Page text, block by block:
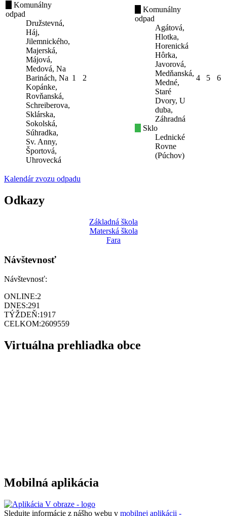
Komunálny
odpad
Družstevná,
Háj,
Jilemnického,
Majerská,
Májová,
Medová, Na
Barinách, Na
Kopánke,
Rovňanská,
Schreiberova,
Sklárska,
Sokolská,
Súhradka,
Sv. Anny,
Športová,
Uhrovecká
1 2
Komunálny
odpad
Agátová,
Hlotka,
Horenická
Hôrka,
Javorová,
Medňanská,
Medné,
Staré
Dvory, U
duba,
Záhradná
Sklo
Lednické
Rovne
(Púchov)
4 5 6
Kalendár zvozu odpadu
Odkazy
Základná škola
Materská škola
Fara
Návštevnosť
Návštevnosť:
ONLINE:2
DNES:291
TÝŽDEŇ:1917
CELKOM:2609559
Virtuálna prehliadka obce
Mobilná aplikácia
Sledujte informácie z nášho webu v mobilnej aplikácii -